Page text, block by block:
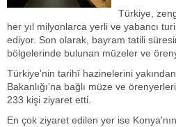
Türkiye,
her yıl milyonlarca yerli ve yabancı
ediyor. Son olarak, bayram tatili
bölgelerinde bulunan müzeler ve
Türkiye'nin tarihî hazinelerini
Bakanlığı'na bağlı müze ve
233 kişi ziyaret etti.
En çok ziyaret edilen yer ise